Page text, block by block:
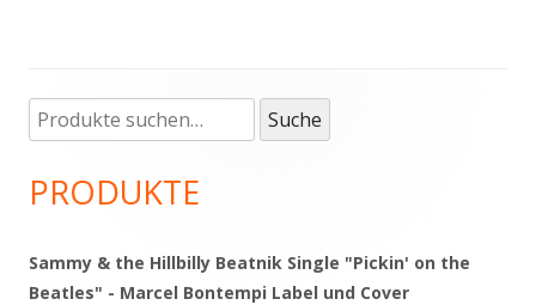
Haupt-
Seitenleiste
Suche
nach:
Suche
PRODUKTE
Sammy & the Hillbilly Beatnik Single "Pickin' on the
Beatles" - Marcel Bontempi Label und Cover